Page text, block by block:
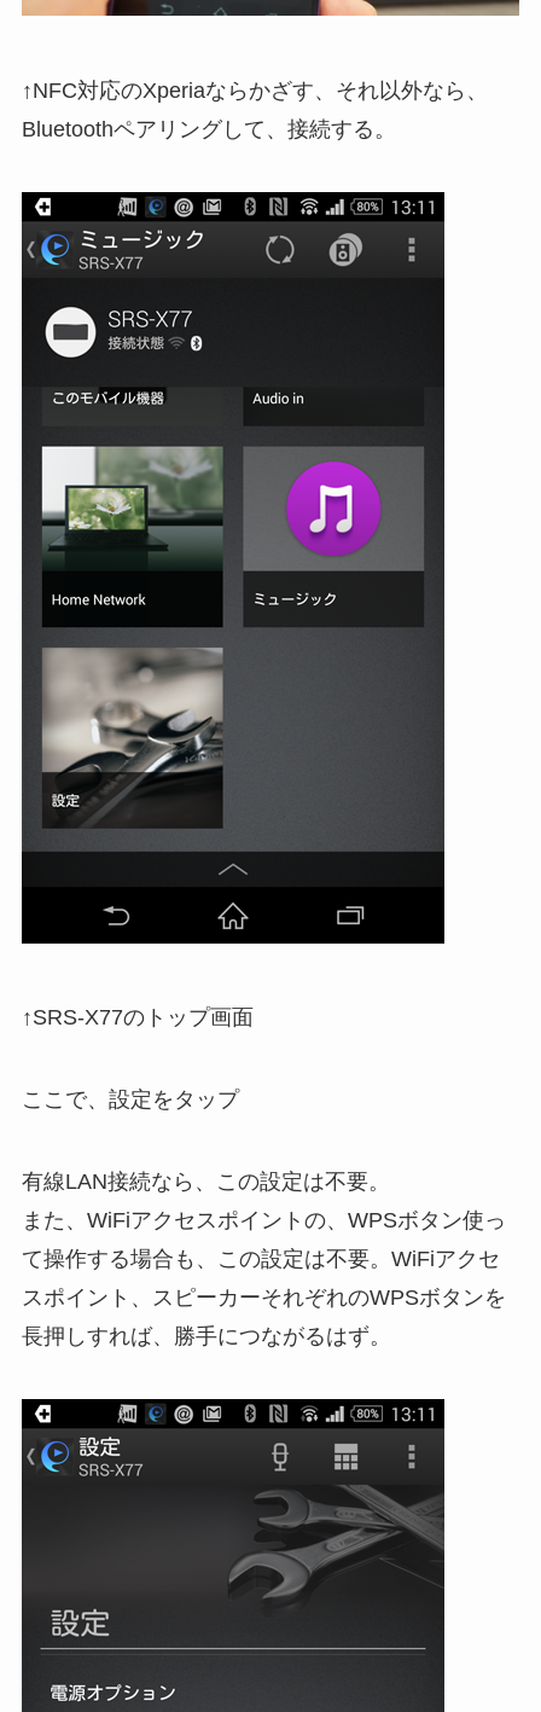
↑NFC対応のXperiaならかざす、それ以外なら、
Bluetoothペアリングして、接続する。
↑SRS-X77のトップ画面
ここで、設定をタップ
有線LAN接続なら、この設定は不要。
また、WiFiアクセスポイントの、WPSボタン使っ
て操作する場合も、この設定は不要。WiFiアクセ
スポイント、スピーカーそれぞれのWPSボタンを
長押しすれば、勝手につながるはず。